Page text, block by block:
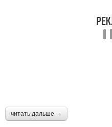
читать дальше →